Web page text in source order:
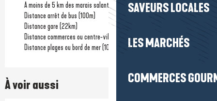
SAVEURS LOCALES
LES MARCHÉS
COMMERCES
A moins de 5 km des marais salants
Distance arrêt de bus (100m)
Distance gare (22km)
Distance commerces ou centre-ville
Distance plages ou bord de mer (100m)
À voir aussi